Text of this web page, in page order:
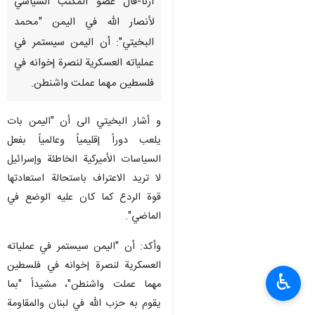
لأنصار الله في اليمن "محمد
البخيتي": أن اليمن سيستمر في
عملياته العسكرية لنصرة إخوانه في
فلسطين مهما عملت واشنطن.
و أشار البخيتي الى أن "اليمن بات
يلعب دوراً إقليمياً وعالمياً بفعل
السياسات الأميركية الخاطئة وإسرائيل
لا تريد الاعتراف باستحالة استعادتها
قوة الردع كما كان عليه الوضع في
الماضي".
وأكد: أن "اليمن سيستمر في عملياته
العسكرية لنصرة إخوانه في فلسطين
مهما عملت واشنطن"، مشيداً "بما
يقوم به حزب الله في لبنان والمقاومة
♿︎